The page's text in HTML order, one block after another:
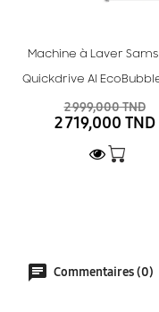
Machine à Laver
Quickdrive AI EcoBubble
2 999,000 TND
2 719,000 TND
Commentaires (0)